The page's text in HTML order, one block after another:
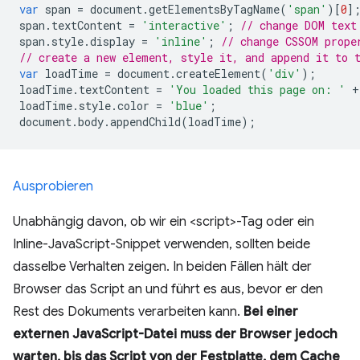
var span = document .getElementsByTagName( 'span' )[0];
span . textContent = 'interactive' ;
// change DOM
span . style.display = 'inline' ;
// change CSSOM
// create a new element, style it, and append it to
var loadTime = document .createElement( 'div' );
loadTime. textContent = 'You loaded this page on: '
+
loadTime. style.color = 'blue' ;
document .body.appendChild(loadTime);
Ausprobieren
Unabhängig davon, ob wir ein <script>-Tag oder ein
Inline-JavaScript-Snippet verwenden, sollten beide
dasselbe Verhalten zeigen. In beiden Fällen hält der
Browser das Script an und führt es aus, bevor er den
Rest des Dokuments verarbeiten kann. Bei einer
externen JavaScript-Datei muss der Browser jedoch
warten, bis das Script von der Festplatte, dem Cache